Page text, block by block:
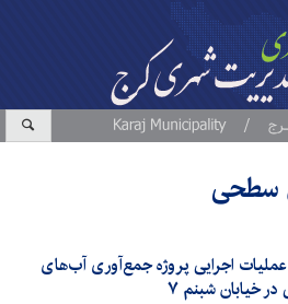
سطحی
اجرایی پروژه جمع‌آوری آب‌های
خیابان شبنم ۷